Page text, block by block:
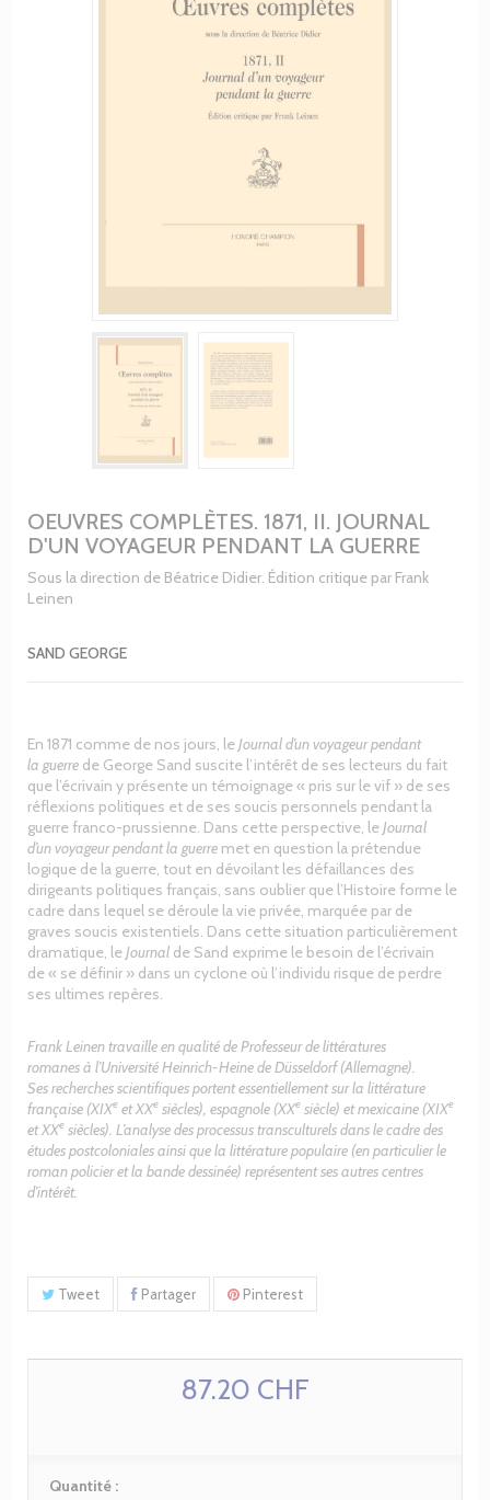
OEUVRES COMPLÈTES. 1871, II. JOURNAL
D'UN VOYAGEUR PENDANT LA GUERRE
Sous la direction de Béatrice Didier. Édition critique par Frank
Leinen
SAND GEORGE
En 1871 comme de nos jours, leJournal d’un voyageur pendant
la guerre de George Sand suscite l’intérêt de ses lecteurs du fait
que l’écrivain y présente un témoignage « pris sur le vif » de ses
réflexions politiques et de ses soucis personnels pendant la
guerre franco-prussienne. Dans cette perspective, leJournal
d’un voyageur pendant la guerre met en question la prétendue
logique de la guerre, tout en dévoilant les défaillances des
dirigeants politiques français, sans oublier que l’Histoire forme le
cadre dans lequel se déroule la vie privée, marquée par de
graves soucis existentiels. Dans cette situation particulièrement
dramatique, leJournal de Sand exprime le besoin de l’écrivain
de « se définir » dans un cyclone où l’individu risque de perdre
ses ultimes repères.
Frank Leinen travaille en qualité de Professeur de littératures
romanes à l’Université Heinrich-Heine de Düsseldorf (Allemagne).
Ses recherches scientifiques portent essentiellement sur la littérature
française (XIXe et XXe siècles), espagnole (XXe siècle) et mexicaine (XIXe
et XXe siècles). L’analyse des processus transculturelsdans le cadre des
études postcoloniales ainsi que la littératurepopulaire (en particulier le
roman policier et la bande dessinée) représentent ses autres centres
d’intérêt.
Tweet Partager Pinterest
87.20 CHF
Quantité :